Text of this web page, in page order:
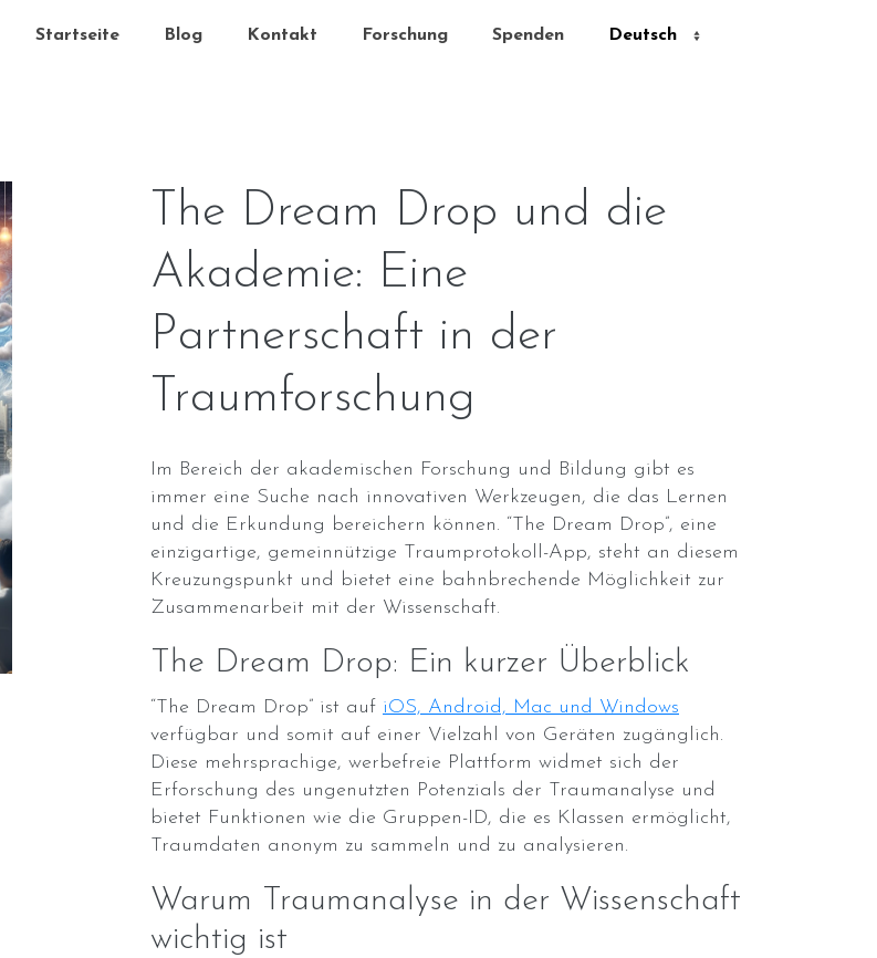
Startseite Blog Kontakt Forschung Spenden
The Dream Drop und die
Akademie: Eine
Partnerschaft in der
Traumforschung
Im Bereich der akademischen Forschung und Bildung gibt es
immer eine Suche nach innovativen Werkzeugen, die das Lernen
und die Erkundung bereichern können. “The Dream Drop”, eine
einzigartige, gemeinnützige Traumprotokoll-App, steht an diesem
Kreuzungspunkt und bietet eine bahnbrechende Möglichkeit zur
Zusammenarbeit mit der Wissenschaft.
The Dream Drop: Ein kurzer Überblick
“The Dream Drop” ist auf iOS, Android, Mac und Windows
verfügbar und somit auf einer Vielzahl von Geräten zugänglich.
Diese mehrsprachige, werbefreie Plattform widmet sich der
Erforschung des ungenutzten Potenzials der Traumanalyse und
bietet Funktionen wie die Gruppen-ID, die es Klassen ermöglicht,
Traumdaten anonym zu sammeln und zu analysieren.
Warum Traumanalyse in der Wissenschaft
wichtig ist